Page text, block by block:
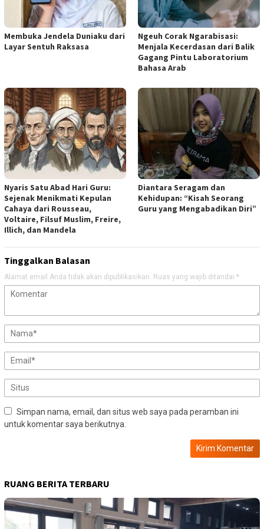
Membuka Jendela Duniaku dari
Layar Sentuh Raksasa
Ngeuh Corak Ngarabisasi:
Menjala Kecerdasan dari Balik
Gagang Pintu Laboratorium
Bahasa Arab
Nyaris Satu Abad Hari Guru:
Sejenak Menikmati Kepulan
Cahaya dari Rousseau,
Voltaire, Filsuf Muslim, Freire,
Illich, dan Mandela
Diantara Seragam dan
Kehidupan: “Kisah Seorang
Guru yang Mengabadikan Diri”
Tinggalkan Balasan
Alamat email Anda tidak akan dipublikasikan. Ruas yang wajib ditandai *
Simpan nama, email, dan situs web saya pada peramban ini
untuk komentar saya berikutnya.
RUANG BERITA TERBARU